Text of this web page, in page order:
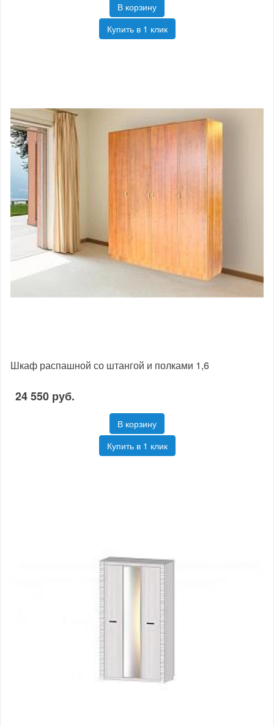
В корзину
Купить в 1 клик
Шкаф распашной со штангой и полками 1,6
24 550 руб.
В корзину
Купить в 1 клик